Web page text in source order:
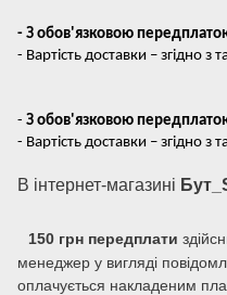
- З обов'язковою
- Вартість доставки – згідно
- З обов'язковою
- Вартість доставки – згідно
В інтернет-магазині
150 грн передплати
менеджер у вигляді
оплачується накладеним